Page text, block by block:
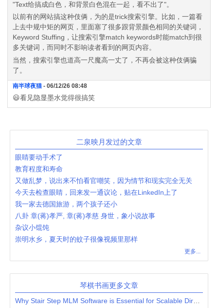
"Text给搞成白色，和背景白色混在一起，看不出了"。
以前有的网站搞这种伎俩，为的是trick搜索引擎。比如，一篇看
上去中规中矩的网页，里面塞了很多跟背景颜色相同的关键词，
Keyword Stuffing，让搜索引擎match keywords时能match到很
多关键词，而同时不影响读者看到的网页内容。
当然，搜索引擎也道高一尺魔高一丈了，不再会被这种伎俩骗
了。
南半球夜猫 - 06/12/26 08:48
😃看见隐显墨水觉得很搞笑
二泉映月发过的文章
眼睛要动手术了
教育程度和寿命
又做乱梦，说出来不怕看官嘲笑，因为情节和现实完全无关
今天去检查眼睛，回来发一通议论，贴在LinkedIn上了
我一家去德国旅游，两个孩子还小
八卦 章(蒋)孝严, 章(蒋)孝慈 身世，象小说故事
杂议小馄饨
崇明水乡，夏天时的蚊子很像视频里那样
更多...
琴棋书画更多文章